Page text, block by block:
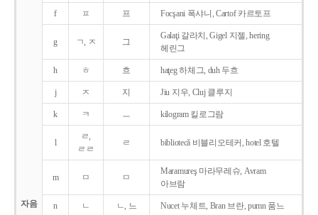
자음
f ㅍ 프 Focşani 폭샤니, Cartof 카르토프
g ㄱ, ㅈ 그
Galaţi 갈라치, Gigel 지젤, hering
헤린그
h ㅎ 흐 haţeg 하체그, duh 두흐
j ㅈ 지 Jiu 지우, Cluj 클루지
k ㅋ ㅡ kilogram 킬로그람
l
ㄹ,
ㄹㄹ
ㄹ bibliotecǎ 비블리오테커, hotel 호텔
m ㅁ ㅁ
Maramureş 마라무레슈, Avram
아브람
n ㄴ ㄴ, 느 Nucet 누체트, Bran 브란, pumn 품느